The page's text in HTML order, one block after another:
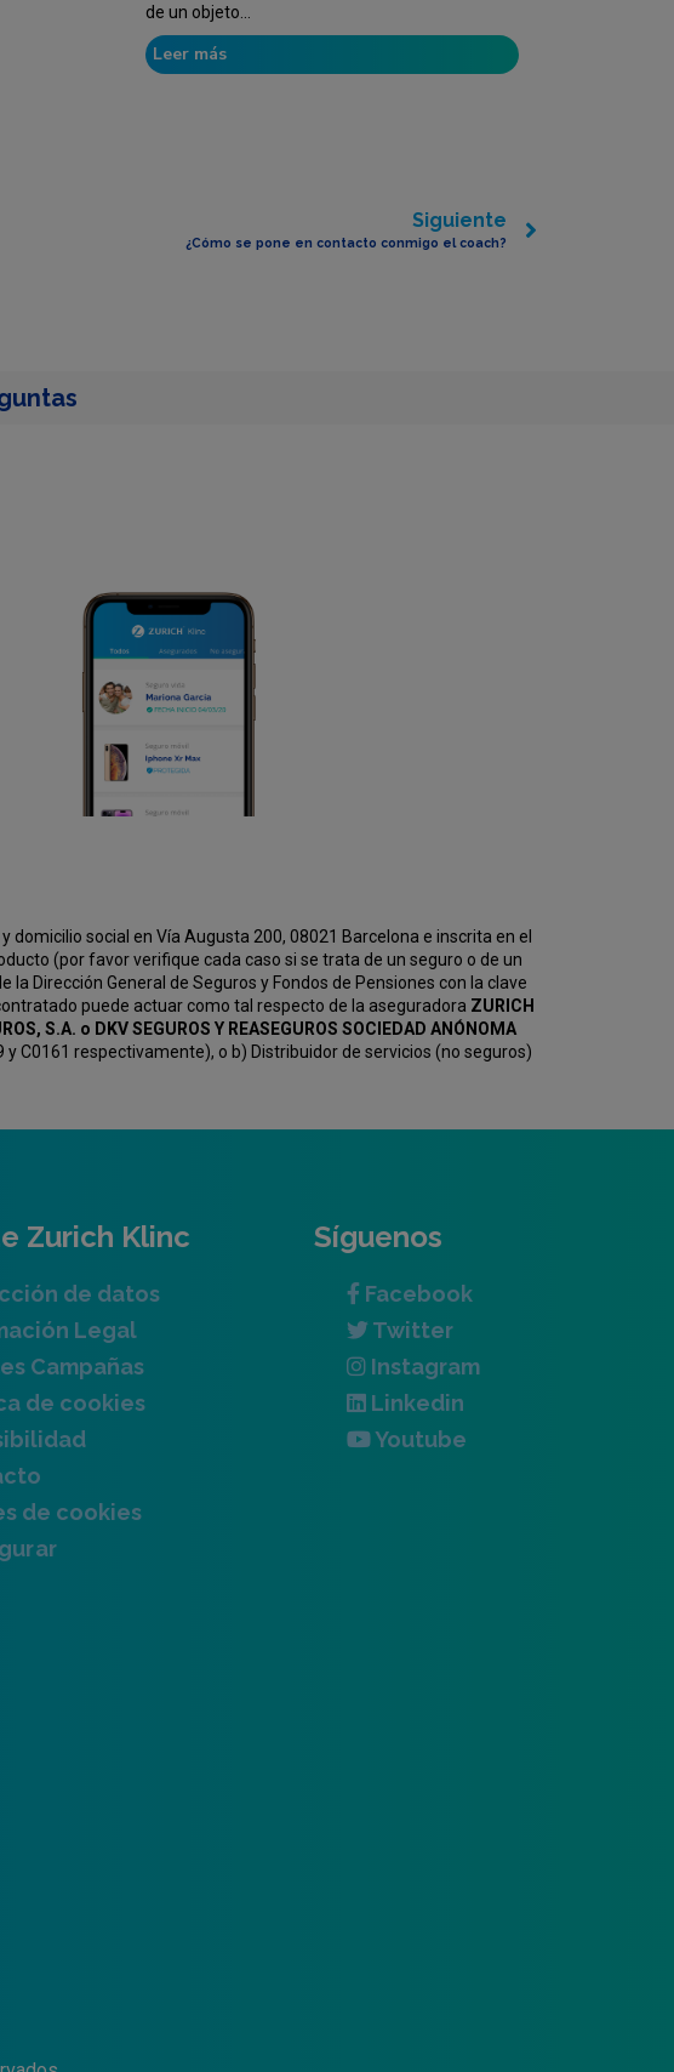
de un objeto...
Leer más
Siguiente
¿Cómo se pone en contacto conmigo el coach?
social en Vía Augusta 200, 08021 Barcelona e inscrita en el
(por favor verifique cada caso si se trata de un seguro o de un
Dirección General de Seguros y Fondos de Pensiones con la clave
puede actuar como tal respecto de la aseguradora ZURICH
S.A. o DKV SEGUROS Y REASEGUROS SOCIEDAD ANÓNOMA
C0161 respectivamente), o b) Distribuidor de servicios (no seguros)
Zurich Klinc
de datos
Legal
Campañas
de cookies
de cookies
Síguenos
Facebook
Twitter
Instagram
Linkedin
Youtube